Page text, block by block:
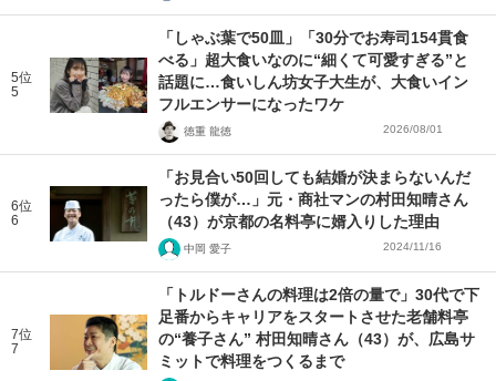
5位
5
「しゃぶ葉で50皿」「30分でお寿司154貫食
べる」超大食いなのに“細くて可愛すぎる”と
話題に…食いしん坊女子大生が、大食いイン
フルエンサーになったワケ
徳重 龍徳 2026/08/01
6位
6
「お見合い50回しても結婚が決まらないんだ
ったら僕が…」元・商社マンの村田知晴さん
（43）が京都の名料亭に婿入りした理由
中岡 愛子 2024/11/16
7位
7
「トルドーさんの料理は2倍の量で」30代で下
足番からキャリアをスタートさせた老舗料亭
の“養子さん” 村田知晴さん（43）が、広島サ
ミットで料理をつくるまで